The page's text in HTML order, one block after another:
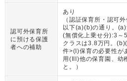
認可外保育所
に預ける保護
者への補助
あり
（ 認証保育所・認可
以下(a)(b)の通り。
(無償化上乗せ分):3～
クラスは3.8万円。
件>(I)保育の必要性が
用(III)他の保育園、幼
と。
）